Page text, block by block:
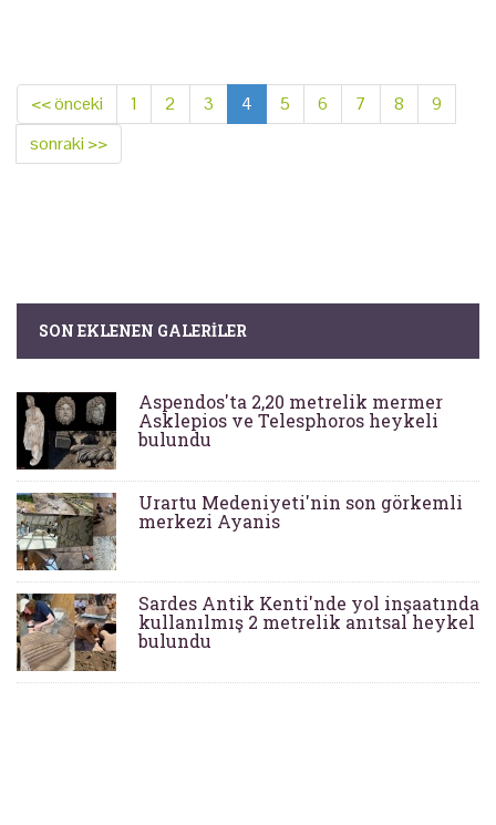
<< önceki 1 2 3 4 5 6 7 8
9
sonraki >>
SON EKLENEN GALERILER
Aspendos'ta 2,20 metrelik mermer
Asklepios ve Telesphoros heykeli
bulundu
Urartu Medeniyeti'nin son görkemli
merkezi Ayanis
Sardes Antik Kenti'nde yol inşaatında
kullanılmış 2 metrelik anıtsal heykel
bulundu